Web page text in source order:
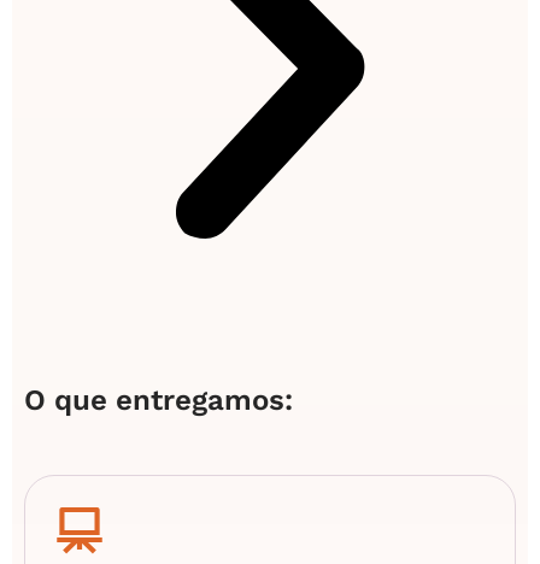
O que entregamos: